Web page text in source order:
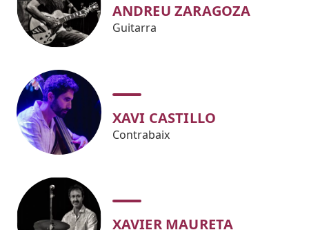
ANDREU ZARAGOZA
Guitarra
XAVI CASTILLO
Contrabaix
XAVIER MAURETA